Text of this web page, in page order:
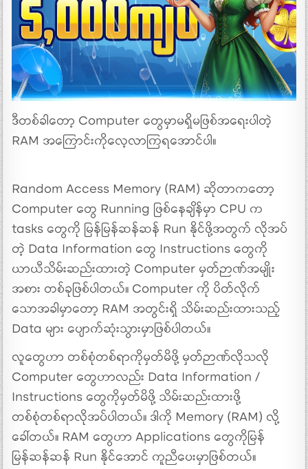
ဒီတစ်ခါတော့ Computer တွေမှာမရှိမဖြစ်အရေးပါတဲ့
RAM အကြောင်းကိုလေ့လာကြရအောင်ပါ။
Random Access Memory (RAM) ဆိုတာကတော့
Computer တွေ Running ဖြစ်နေချိန်မှာ CPU က
tasks တွေကို မြန်မြန်ဆန်ဆန် Run နိုင်ဖို့အတွက် လိုအပ်
တဲ့ Data Information တွေ Instructions တွေကို
ယာယီသိမ်းဆည်းထားတဲ့ Computer မှတ်ဉာဏ်အမျိုး
အစား တစ်ခုဖြစ်ပါတယ်။ Computer ကို ပိတ်လိုက်
သောအခါမှာတော့ RAM အတွင်းရှိ သိမ်းဆည်းထားသည့်
Data များ ပျောက်ဆုံးသွားမှာဖြစ်ပါတယ်။
လူတွေဟာ တစ်စုံတစ်ရာကိုမှတ်မိဖို့ မှတ်ဉာဏ်လိုသလို
Computer တွေဟာလည်း Data Information /
Instructions တွေကိုမှတ်မိဖို့ သိမ်းဆည်းထားဖို့
တစ်စုံတစ်ရာလိုအပ်ပါတယ်။ ဒါကို Memory (RAM) လို့
ခေါ်တယ်။ RAM တွေဟာ Applications တွေကိုမြန်
မြန်ဆန်ဆန် Run နိုင်အောင် ကူညီပေးမှာဖြစ်တယ်။